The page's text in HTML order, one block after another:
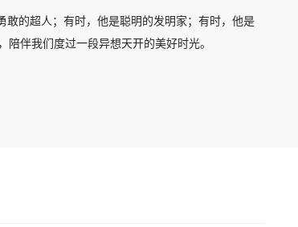
的超人；有时，他是聪明的发明家；有时，他是
伴我们度过一段异想天开的美好时光。